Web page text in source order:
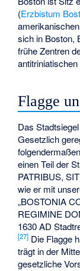
(Erzbistum
amerikanischen
sich in Boston,
frühe Zentren
antitriniatischen
Flagge
Das
Gesetzlich
einen Teil der
PATRIBUS,
wie er mit
„BOSTONIA
REGIMINE
1630 AD
[27] Die Flagge
trägt in der
gesetzliche